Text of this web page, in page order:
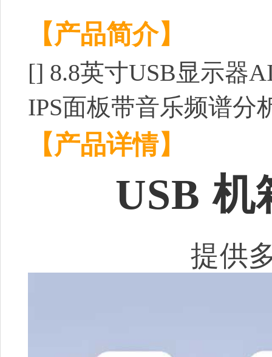
【产品简介】
[] 8.8英寸USB显示器
IPS面板带音乐频谱分
【产品详情】
USB 机
提供